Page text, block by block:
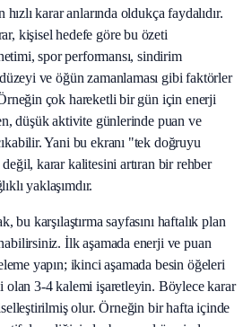
karar anlarında oldukça faydalıdır.
kişisel hedefe göre bu özeti
spor performansı, sindirim
ve öğün zamanlaması gibi faktörler
çok hareketli bir gün için enerji
düşük aktivite günlerinde puan ve
Yani bu ekranı "tek doğruyu
karar kalitesini artıran bir rehber
yaklaşımdır.
bu karşılaştırma sayfasını haftalık plan
İlk aşamada enerji ve puan
yapın; ikinci aşamada besin öğeleri
olan 3-4 kalemi işaretleyin. Böylece karar
olur. Örneğin bir hafta içinde